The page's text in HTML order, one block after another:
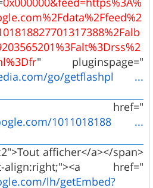
" pluginspage="
go/getflashpl ...
href="
1011018188 ...
afficher</a></span>
href="
lh/getEmbed?